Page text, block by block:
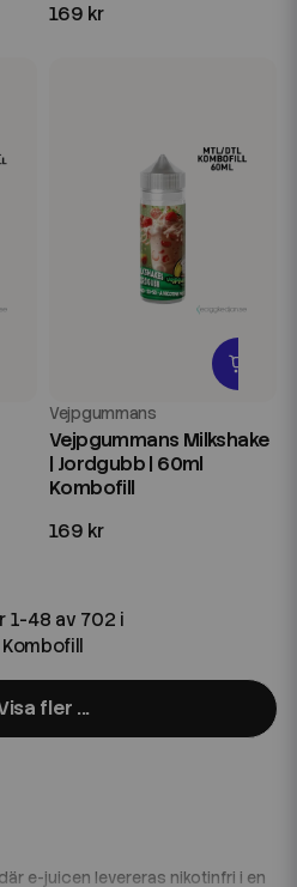
169 kr
Vejpgummans
Vejpgummans Milkshake
| Jordgubb | 60ml
Kombofill
169 kr
1-48 av 702 i
Kombofill
fler ...
e-juicen levereras nikotinfri i en